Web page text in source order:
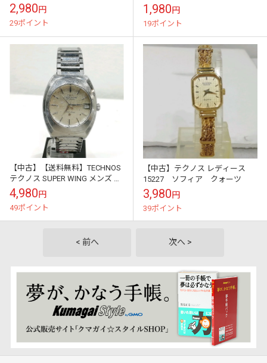
ク※メール便でお送りします
【代引き不可】
2,980円
29ポイント
リタリー系※メール便でお送り
します【代引き不可】
1,980円
19ポイント
【中古】【送料無料】TECHNOS
テクノス SUPER WING メンズ 自
動巻き 腕時計※メール便でお送
りします【代引き不可】
4,980円
49ポイント
【中古】テクノス レディース
15227 ソフィア クォーツ
3,980円
39ポイント
< 前へ 次へ >